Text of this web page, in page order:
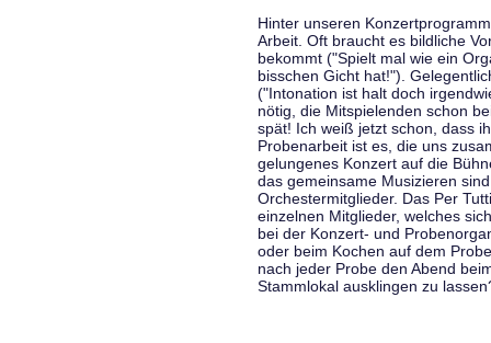
Hinter unseren
Arbeit. Oft braucht es bildliche
bekommt ("Spielt mal wie ein
bisschen Gicht hat!").
("Intonation ist halt doch
nötig, die Mitspielenden schon
spät! Ich weiß jetzt schon, dass
Probenarbeit ist es, die uns
gelungenes Konzert auf die
das gemeinsame Musizieren
Orchestermitglieder. Das Per
einzelnen Mitglieder, welches
bei der Konzert- und
oder beim Kochen auf dem
nach jeder Probe den Abend
Stammlokal ausklingen zu